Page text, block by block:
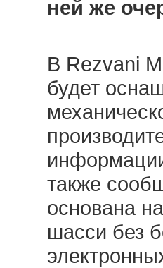
ней же
В Rezvani
будет
также
основана
шасси без